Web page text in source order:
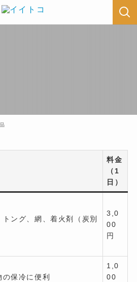
料金
（1
日）
トング、網、着火剤（炭別
3,0
00
円
保冷に便利
1,0
00